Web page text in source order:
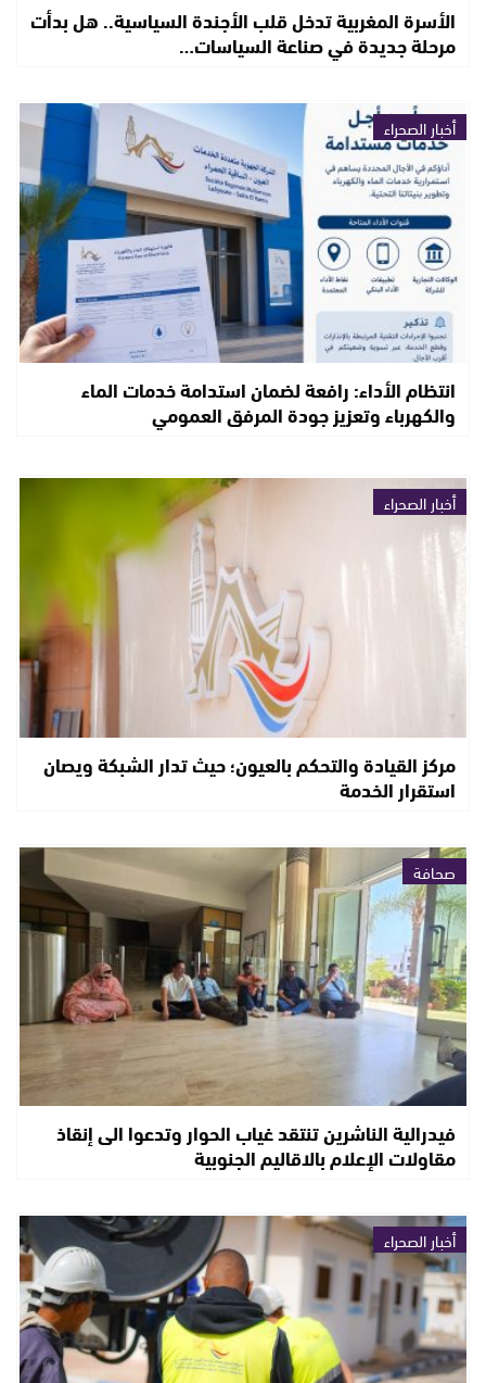
الأسرة المغربية تدخل قلب الأجندة السياسية.. هل بدأت
مرحلة جديدة في صناعة السياسات…
أخبار الصحراء
انتظام الأداء: رافعة لضمان استدامة خدمات الماء
والكهرباء وتعزيز جودة المرفق العمومي
أخبار الصحراء
مركز القيادة والتحكم بالعيون؛ حيث تدار الشبكة ويصان
استقرار الخدمة
صحافة
فيدرالية الناشرين تنتقد غياب الحوار وتدعوا الى إنقاذ
مقاولات الإعلام بالاقاليم الجنوبية
أخبار الصحراء